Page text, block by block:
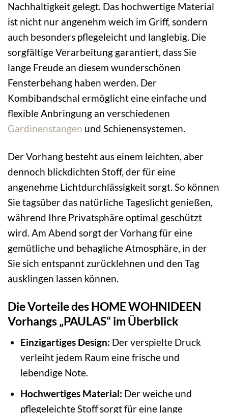
Nachhaltigkeit gelegt. Das hochwertige Material
ist nicht nur angenehm weich im Griff, sondern
auch besonders pflegeleicht und langlebig. Die
sorgfältige Verarbeitung garantiert, dass Sie
lange Freude an diesem wunderschönen
Fensterbehang haben werden. Der
Kombibandschal ermöglicht eine einfache und
flexible Anbringung an verschiedenen
Gardinenstangen und Schienensystemen.
Der Vorhang besteht aus einem leichten, aber
dennoch blickdichten Stoff, der für eine
angenehme Lichtdurchlässigkeit sorgt. So können
Sie tagsüber das natürliche Tageslicht genießen,
während Ihre Privatsphäre optimal geschützt
wird. Am Abend sorgt der Vorhang für eine
gemütliche und behagliche Atmosphäre, in der
Sie sich entspannt zurücklehnen und den Tag
ausklingen lassen können.
Die Vorteile des HOME WOHNIDEEN
Vorhangs „PAULAS“ im Überblick
Einzigartiges Design: Der verspielte Druck
verleiht jedem Raum eine frische und
lebendige Note.
Hochwertiges Material: Der weiche und
pflegeleichte Stoff sorgt für eine lange